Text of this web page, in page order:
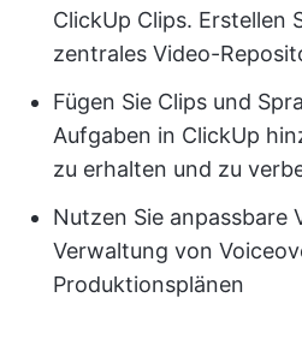
ClickUp Clips. Erstellen
zentrales Video-
Fügen Sie Clips und
Aufgaben in ClickUp
zu erhalten und zu
Nutzen Sie anpassbare
Verwaltung von
Produktionsplänen